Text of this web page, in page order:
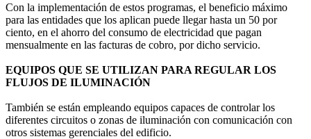
Con la implementación de estos programas, el beneficio máximo
para las entidades que los aplican puede llegar hasta un 50 por
ciento, en el ahorro del consumo de electricidad que pagan
mensualmente en las facturas de cobro, por dicho servicio.
EQUIPOS QUE SE UTILIZAN PARA REGULAR LOS
FLUJOS DE ILUMINACIÓN
También se están empleando equipos capaces de controlar los
diferentes circuitos o zonas de iluminación con comunicación con
otros sistemas gerenciales del edificio.